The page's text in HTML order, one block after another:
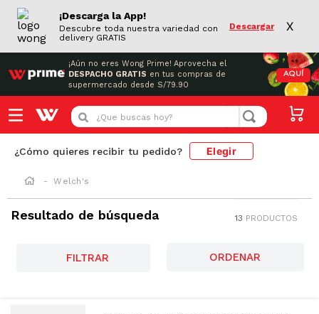
¡Descarga la App!
Descubre toda nuestra variedad con
delivery GRATIS
Descargar X
¡Aún no eres Wong Prime! Aprovecha el
DESPACHO GRATIS en tus compras de
supermercado desde S/79.90
AQUÍ
¿Que buscas hoy?
¿Cómo quieres recibir tu pedido? Elegir
Welch's
Resultado de búsqueda 13 PRODUCTOS
FILTRAR